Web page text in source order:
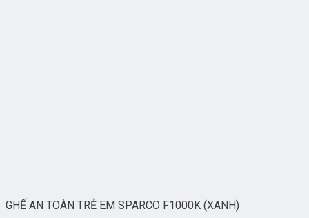
GHẾ AN TOÀN TRẺ EM SPARCO F1000K (XANH)